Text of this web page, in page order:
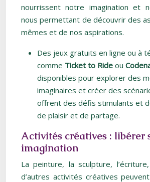
nourrissent notre imagination et
nous permettant de découvrir des
mêmes et de nos aspirations.
Des jeux gratuits en ligne ou à
comme Ticket to Ride ou
disponibles pour explorer des
imaginaires et créer des
offrent des défis stimulants et
de plaisir et de partage.
Activités créatives : libérer
imagination
La peinture, la sculpture,
d’autres activités créatives